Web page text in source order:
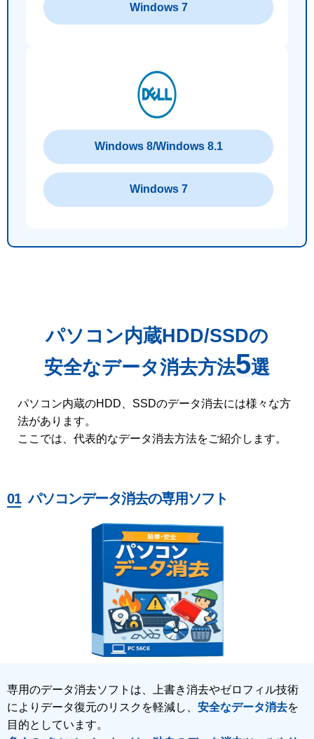
Windows 7
Windows 8/Windows 8.1
Windows 7
パソコン内蔵HDD/SSDの
安全なデータ消去方法5選
パソコン内蔵のHDD、SSDのデータ消去には様々な方
法があります。
ここでは、代表的なデータ消去方法をご紹介します。
パソコンデータ消去の専用ソフト
専用のデータ消去ソフトは、上書き消去やゼロフィル技術
によりデータ復元のリスクを軽減し、 安全なデータ消去を
目的としています。